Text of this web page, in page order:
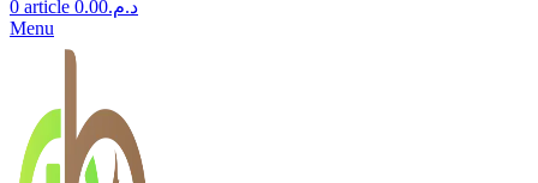
0 article د.م.0.00
Menu